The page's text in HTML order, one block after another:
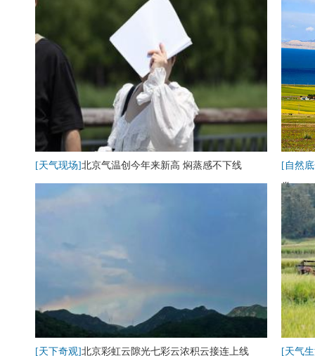
[天气现场]北京气温创今年来新高 焖蒸感不下线
[自然
卷
[天下奇观]北京彩虹云隙光七彩云浓积云接连上线 [天气